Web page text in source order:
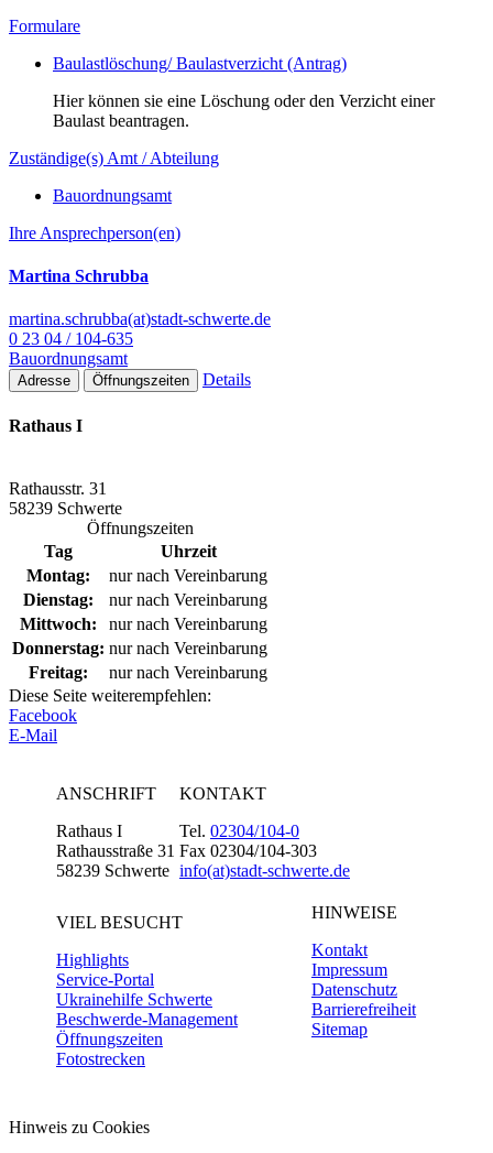
Formulare
Baulastlöschung/ Baulastverzicht (Antrag)
Hier können sie eine Löschung oder den Verzicht einer
Baulast beantragen.
Zuständige(s) Amt / Abteilung
Bauordnungsamt
Ihre Ansprechperson(en)
Martina Schrubba
martina.schrubba(at)stadt-schwerte.de
0 23 04 / 104-635
Bauordnungsamt
Adresse Öffnungszeiten Details
Rathaus I
Rathausstr. 31
58239 Schwerte
Öffnungszeiten
Tag
Uhrzeit
Montag:
nur nach Vereinbarung
Dienstag:
nur nach Vereinbarung
Mittwoch:
nur nach Vereinbarung
Donnerstag: nur nach Vereinbarung
Freitag:
nur nach Vereinbarung
Diese Seite weiterempfehlen:
Facebook
E-Mail
ANSCHRIFT
Rathaus I
Rathausstraße 31
58239 Schwerte
KONTAKT
Tel. 02304/104-0
Fax 02304/104-303
info(at)stadt-schwerte.de
VIEL BESUCHT
Highlights
Service-Portal
Ukrainehilfe Schwerte
Beschwerde-Management
Öffnungszeiten
Fotostrecken
HINWEISE
Kontakt
Impressum
Datenschutz
Barrierefreiheit
Sitemap
Hinweis zu Cookies